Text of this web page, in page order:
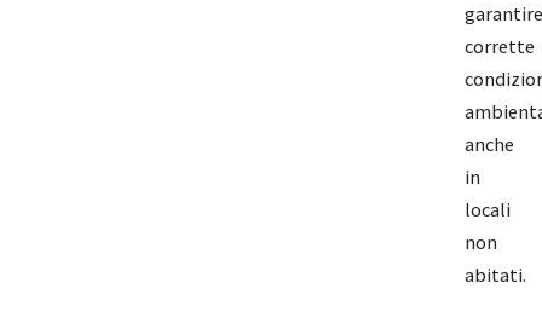
garantire
corrette
anche
in
locali
non
abitati.